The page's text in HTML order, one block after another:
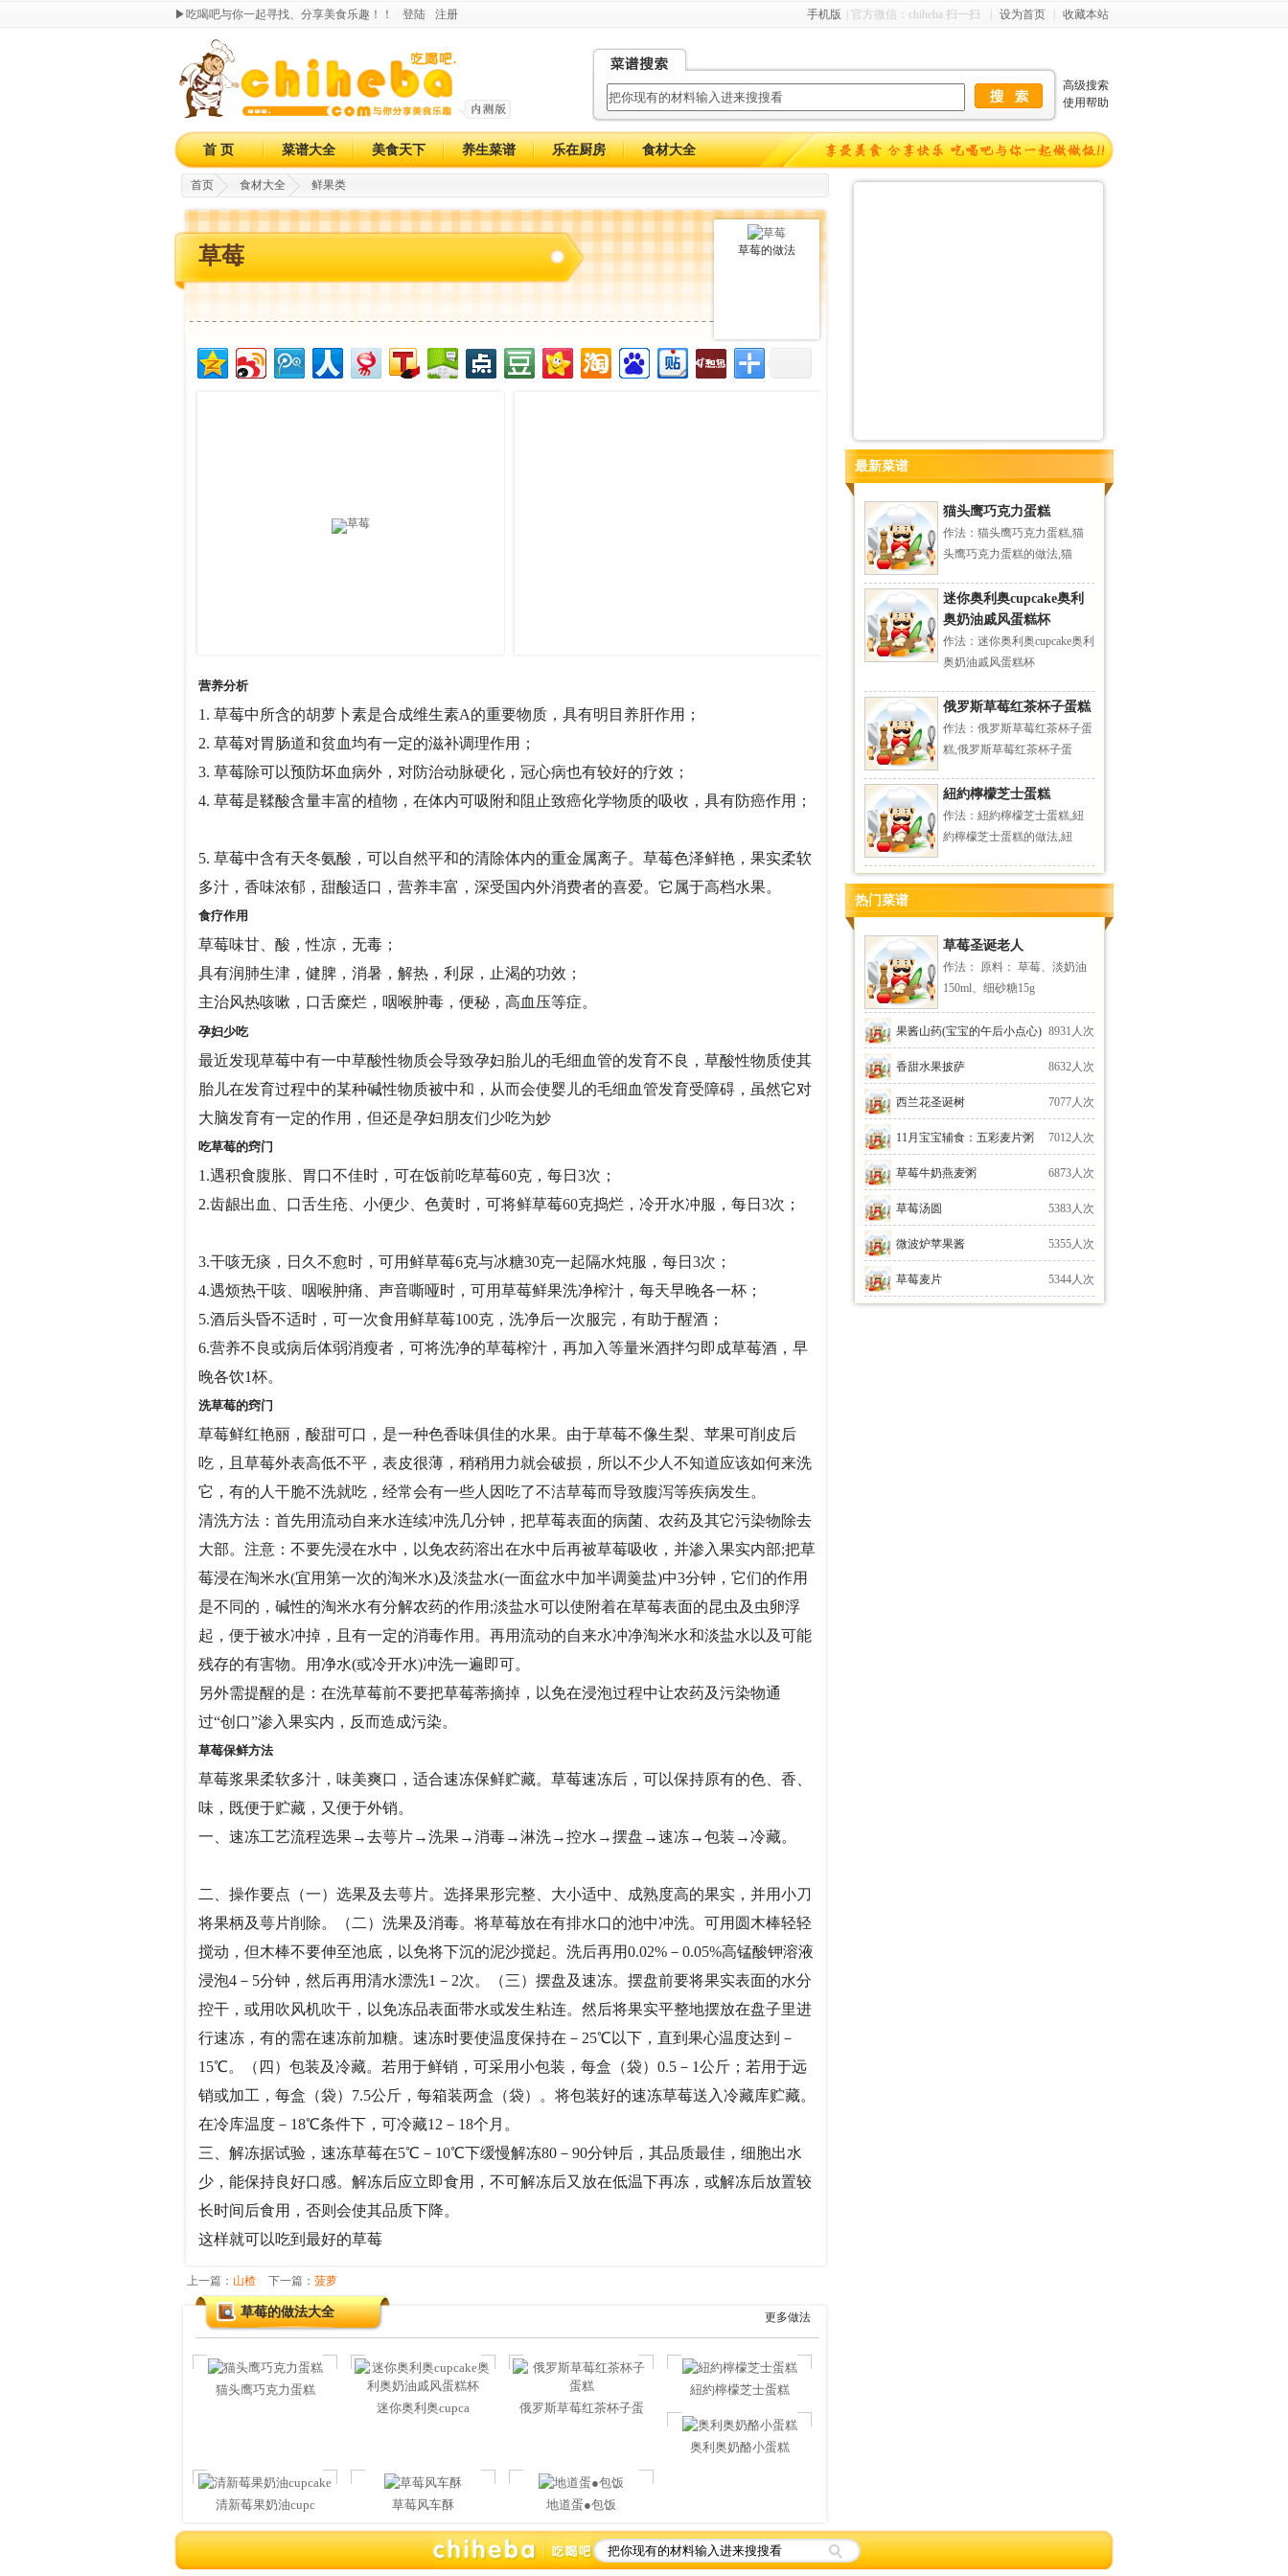
▶吃喝吧与你一起寻找、分享美食乐趣！！ 登陆 注册 手机版 | 官方微信：chiheba 扫一扫 设为首页 收藏本站
高级搜索
使用帮助
首 页 菜谱大全 美食天下 养生菜谱 乐在厨房 食材大全
首页 食材大全 鲜果类
草莓的做法
草莓
营养分析
1. 草莓中所含的胡萝卜素是合成维生素A的重要物质，具有明目养肝作用；
2. 草莓对胃肠道和贫血均有一定的滋补调理作用；
3. 草莓除可以预防坏血病外，对防治动脉硬化，冠心病也有较好的疗效；
4. 草莓是鞣酸含量丰富的植物，在体内可吸附和阻止致癌化学物质的吸收，具有防癌作用；
5. 草莓中含有天冬氨酸，可以自然平和的清除体内的重金属离子。草莓色泽鲜艳，果实柔软
多汁，香味浓郁，甜酸适口，营养丰富，深受国内外消费者的喜爱。它属于高档水果。
食疗作用
草莓味甘、酸，性凉，无毒；
具有润肺生津，健脾，消暑，解热，利尿，止渴的功效；
主治风热咳嗽，口舌糜烂，咽喉肿毒，便秘，高血压等症。
孕妇少吃
最近发现草莓中有一中草酸性物质会导致孕妇胎儿的毛细血管的发育不良，草酸性物质使其
胎儿在发育过程中的某种碱性物质被中和，从而会使婴儿的毛细血管发育受障碍，虽然它对
大脑发育有一定的作用，但还是孕妇朋友们少吃为妙
吃草莓的窍门
1.遇积食腹胀、胃口不佳时，可在饭前吃草莓60克，每日3次；
2.齿龈出血、口舌生疮、小便少、色黄时，可将鲜草莓60克捣烂，冷开水冲服，每日3次；
3.干咳无痰，日久不愈时，可用鲜草莓6克与冰糖30克一起隔水炖服，每日3次；
4.遇烦热干咳、咽喉肿痛、声音嘶哑时，可用草莓鲜果洗净榨汁，每天早晚各一杯；
5.酒后头昏不适时，可一次食用鲜草莓100克，洗净后一次服完，有助于醒酒；
6.营养不良或病后体弱消瘦者，可将洗净的草莓榨汁，再加入等量米酒拌匀即成草莓酒，早
晚各饮1杯。
洗草莓的窍门
草莓鲜红艳丽，酸甜可口，是一种色香味俱佳的水果。由于草莓不像生梨、苹果可削皮后
吃，且草莓外表高低不平，表皮很薄，稍稍用力就会破损，所以不少人不知道应该如何来洗
它，有的人干脆不洗就吃，经常会有一些人因吃了不洁草莓而导致腹泻等疾病发生。
清洗方法：首先用流动自来水连续冲洗几分钟，把草莓表面的病菌、农药及其它污染物除去
大部。注意：不要先浸在水中，以免农药溶出在水中后再被草莓吸收，并渗入果实内部;把草
莓浸在淘米水(宜用第一次的淘米水)及淡盐水(一面盆水中加半调羹盐)中3分钟，它们的作用
是不同的，碱性的淘米水有分解农药的作用;淡盐水可以使附着在草莓表面的昆虫及虫卵浮
起，便于被水冲掉，且有一定的消毒作用。再用流动的自来水冲净淘米水和淡盐水以及可能
残存的有害物。用净水(或冷开水)冲洗一遍即可。
另外需提醒的是：在洗草莓前不要把草莓蒂摘掉，以免在浸泡过程中让农药及污染物通
过“创口”渗入果实内，反而造成污染。
草莓保鲜方法
草莓浆果柔软多汁，味美爽口，适合速冻保鲜贮藏。草莓速冻后，可以保持原有的色、香、
味，既便于贮藏，又便于外销。
一、速冻工艺流程选果→去萼片→洗果→消毒→淋洗→控水→摆盘→速冻→包装→冷藏。
二、操作要点（一）选果及去萼片。选择果形完整、大小适中、成熟度高的果实，并用小刀
将果柄及萼片削除。（二）洗果及消毒。将草莓放在有排水口的池中冲洗。可用圆木棒轻轻
搅动，但木棒不要伸至池底，以免将下沉的泥沙搅起。洗后再用0.02%－0.05%高锰酸钾溶液
浸泡4－5分钟，然后再用清水漂洗1－2次。（三）摆盘及速冻。摆盘前要将果实表面的水分
控干，或用吹风机吹干，以免冻品表面带水或发生粘连。然后将果实平整地摆放在盘子里进
行速冻，有的需在速冻前加糖。速冻时要使温度保持在－25℃以下，直到果心温度达到－
15℃。（四）包装及冷藏。若用于鲜销，可采用小包装，每盒（袋）0.5－1公斤；若用于远
销或加工，每盒（袋）7.5公斤，每箱装两盒（袋）。将包装好的速冻草莓送入冷藏库贮藏。
在冷库温度－18℃条件下，可冷藏12－18个月。
三、解冻据试验，速冻草莓在5℃－10℃下缓慢解冻80－90分钟后，其品质最佳，细胞出水
少，能保持良好口感。解冻后应立即食用，不可解冻后又放在低温下再冻，或解冻后放置较
长时间后食用，否则会使其品质下降。
这样就可以吃到最好的草莓
上一篇： 山楂 下一篇： 菠萝
草莓的做法大全 更多做法
猫头鹰巧克力蛋糕
迷你奥利奥cupca
俄罗斯草莓红茶杯子蛋
紐約檸檬芝士蛋糕
奥利奥奶酪小蛋糕
清新莓果奶油cupc 草莓风车酥 地道蛋●包饭
最新菜谱
猫头鹰巧克力蛋糕
作法：猫头鹰巧克力蛋糕,猫
头鹰巧克力蛋糕的做法,猫
迷你奥利奥cupcake奥利
奥奶油戚风蛋糕杯
作法：迷你奥利奥cupcake奥利
奥奶油戚风蛋糕杯
俄罗斯草莓红茶杯子蛋糕
作法：俄罗斯草莓红茶杯子蛋
糕,俄罗斯草莓红茶杯子蛋
紐約檸檬芝士蛋糕
作法：紐約檸檬芝士蛋糕,紐
約檸檬芝士蛋糕的做法,紐
热门菜谱
草莓圣诞老人
作法： 原料： 草莓、淡奶油
150ml、细砂糖15g
果酱山药(宝宝的午后小点心) 8931人次
香甜水果披萨 8632人次
西兰花圣诞树 7077人次
11月宝宝辅食：五彩麦片粥 7012人次
草莓牛奶燕麦粥 6873人次
草莓汤圆 5383人次
微波炉苹果酱 5355人次
草莓麦片 5344人次